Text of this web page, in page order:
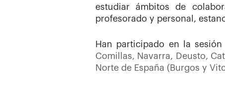
estudiar ámbitos de
profesorado y personal,
Han participado en la
Comillas, Navarra, Deusto,
Norte de España (Burgos y